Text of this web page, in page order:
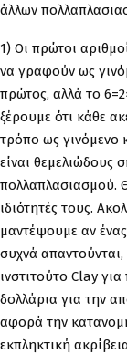
άλλων
1) Οι πρώτοι
να γραφούν ως
πρώτος, αλλά το
ξέρουμε ότι κάθε
τρόπο ως γινόμενο
είναι θεμελιώδους
πολλαπλασιασμού.
ιδιότητές τους.
μαντέψουμε αν
συχνά
ινστιτούτο Clay
δολλάρια για την
αφορά την
εκπληκτική